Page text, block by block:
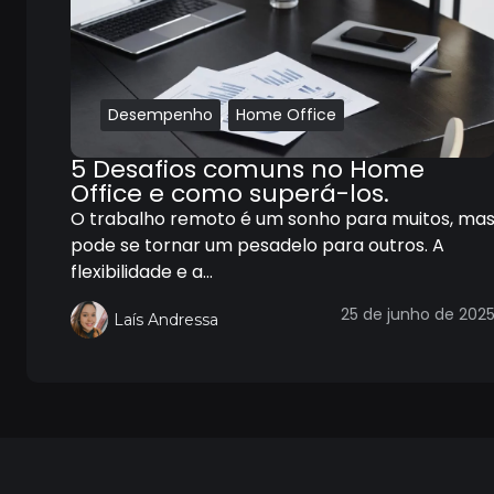
Desempenho , Home Office
5 Desafios comuns no Home
Office e como superá-los.
O trabalho remoto é um sonho para muitos, mas
pode se tornar um pesadelo para outros. A
flexibilidade e a...
Laís Andressa 25 de junho de